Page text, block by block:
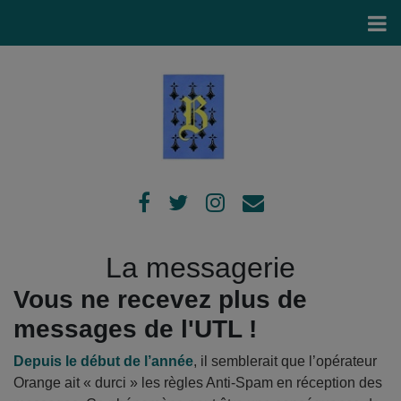
La messagerie
Vous ne recevez plus de
messages de l'UTL !
Depuis le début de l’année, il semblerait que l’opérateur
Orange ait « durci » les règles Anti-Spam en réception des